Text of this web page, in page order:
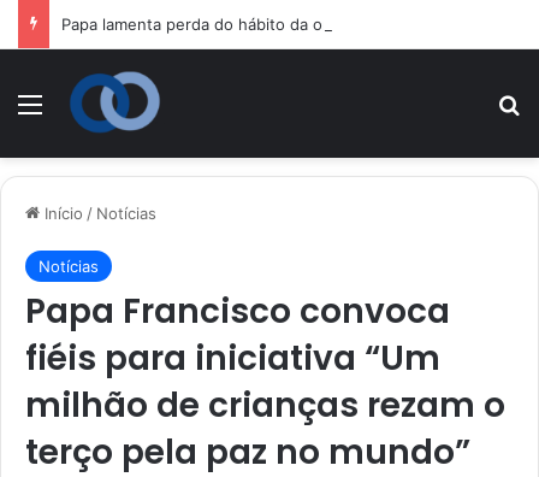
Menu
Início / Notícias
Notícias
Papa Francisco convoca
fiéis para iniciativa “Um
milhão de crianças rezam o
terço pela paz no mundo”